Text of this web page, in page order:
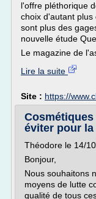
l'offre pléthorique
choix d'autant
sont plus des
nouvelle étude
Le magazine de
Lire la suite
Site : https://
éviter pour la
Théodore le 14/
Bonjour,
Nous souhaitons
moyens de lutte
qualité de tous